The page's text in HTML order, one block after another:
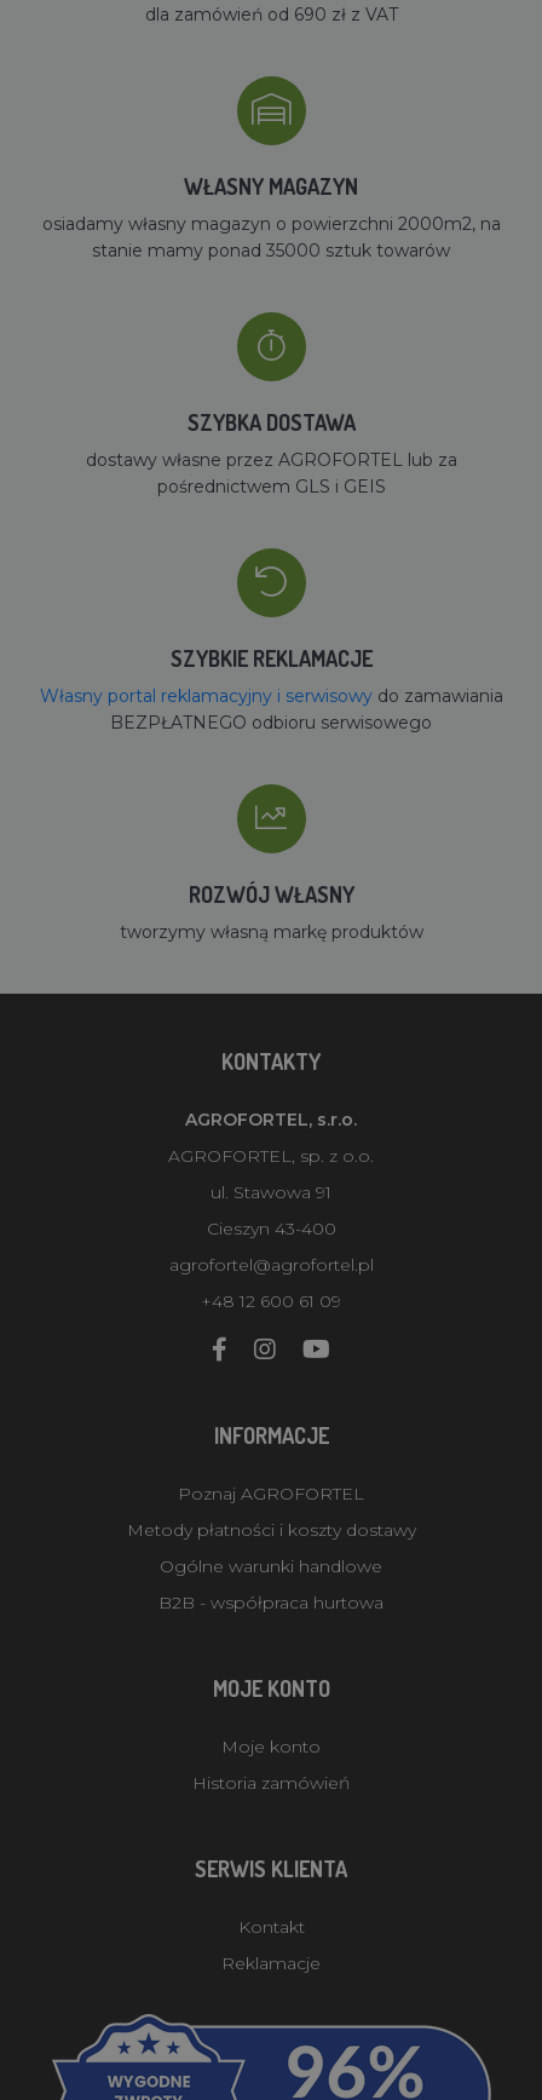
dla zamówień od 690 zł z VAT
WŁASNY MAGAZYN
osiadamy własny magazyn o powierzchni 2000m2, na
stanie mamy ponad 35000 sztuk towarów
SZYBKA DOSTAWA
dostawy własne przez AGROFORTEL lub za
pośrednictwem GLS i GEIS
SZYBKIE REKLAMACJE
Własny portal reklamacyjny i serwisowydo zamawiania
BEZPŁATNEGO odbioru serwisowego
ROZWÓJ WŁASNY
tworzymy własną markę produktów
KONTAKTY
AGROFORTEL, s.r.o.
AGROFORTEL, sp. z o.o.
ul. Stawowa 91
Cieszyn 43-400
agrofortel@agrofortel.pl
+48 12 600 61 09
INFORMACJE
Poznaj AGROFORTEL
Metody płatności i koszty dostawy
Ogólne warunki handlowe
B2B - współpraca hurtowa
MOJE KONTO
Moje konto
Historia zamówień
SERWIS KLIENTA
Kontakt
Reklamacje